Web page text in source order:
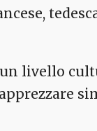
un livello